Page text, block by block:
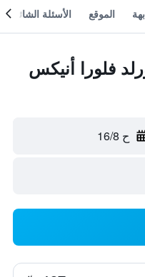
الموقع الأسئلة الشائعة
فلورا أنيكس
ح 16/8